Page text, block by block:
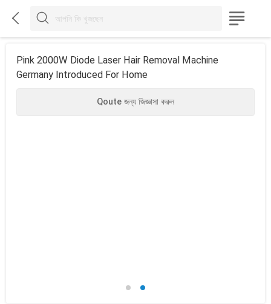
  
Pink 2000W Diode Laser Hair Removal Machine
Germany Introduced For Home
Qoute জন্য জিজ্ঞাসা করুন